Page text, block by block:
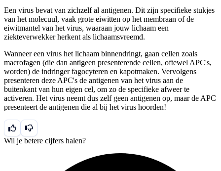
Een virus bevat van zichzelf al antigenen. Dit zijn specifieke stukjes
van het molecuul, vaak grote eiwitten op het membraan of de
eiwitmantel van het virus, waaraan jouw lichaam een
ziekteverwekker herkent als lichaamsvreemd.
Wanneer een virus het lichaam binnendringt, gaan cellen zoals
macrofagen (die dan antigeen presenterende cellen, oftewel APC's,
worden) de indringer fagocyteren en kapotmaken. Vervolgens
presenteren deze APC's de antigenen van het virus aan de
buitenkant van hun eigen cel, om zo de specifieke afweer te
activeren. Het virus neemt dus zelf geen antigenen op, maar de APC
presenteert de antigenen die al bij het virus hoorden!
Wil je betere cijfers halen?